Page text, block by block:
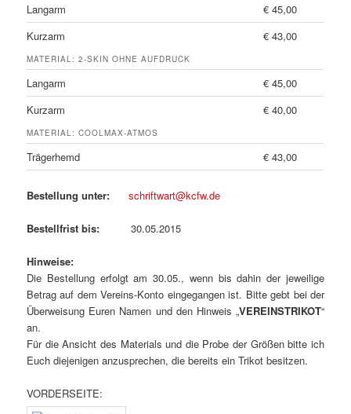
Langarm
€ 45,00
Kurzarm
€ 43,00
MATERIAL: 2-SKIN OHNE AUFDRUCK
Langarm
€ 45,00
Kurzarm
€ 40,00
MATERIAL: COOLMAX-ATMOS
Trägerhemd € 43,00
Bestellung unter: schriftwart@kcfw.de
Bestellfrist bis: 30.05.2015
Hinweise:
Die Bestellung erfolgt am 30.05., wenn bis dahin der jeweilige
Betrag auf dem Vereins-Konto eingegangen ist. Bitte gebt bei der
Überweisung Euren Namen und den Hinweis „VEREINSTRIKOT“
an.
Für die Ansicht des Materials und die Probe der Größen bitte ich
Euch diejenigen anzusprechen, die bereits ein Trikot besitzen.
VORDERSEITE: